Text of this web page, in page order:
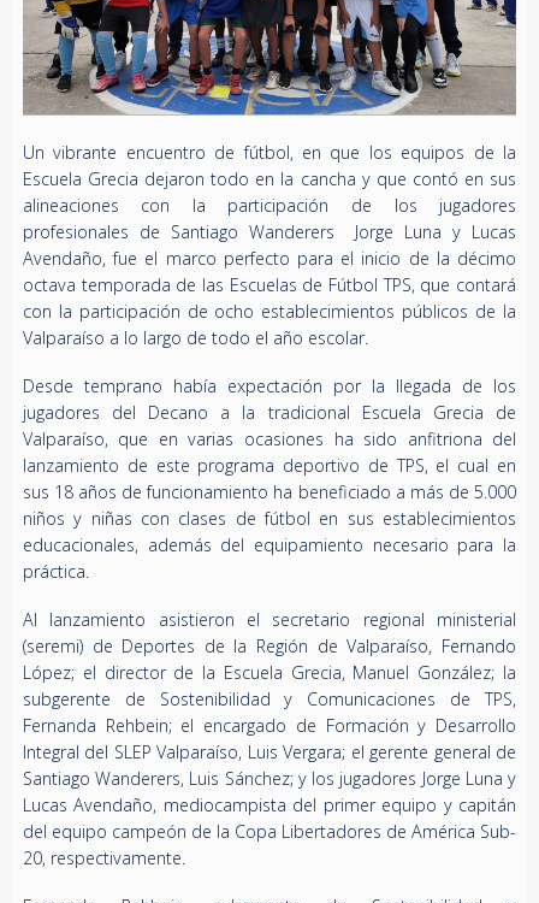
Un vibrante encuentro de fútbol, en que los equipos de la
Escuela Grecia dejaron todo en la cancha y que contó en sus
alineaciones con la participación de los jugadores
profesionales de Santiago Wanderers Jorge Luna y Lucas
Avendaño, fue el marco perfecto para el inicio de la décimo
octava temporada de las Escuelas de Fútbol TPS, que contará
con la participación de ocho establecimientos públicos de la
Valparaíso a lo largo de todo el año escolar.
Desde temprano había expectación por la llegada de los
jugadores del Decano a la tradicional Escuela Grecia de
Valparaíso, que en varias ocasiones ha sido anfitriona del
lanzamiento de este programa deportivo de TPS, el cual en
sus 18 años de funcionamiento ha beneficiado a más de 5.000
niños y niñas con clases de fútbol en sus establecimientos
educacionales, además del equipamiento necesario para la
práctica.
Al lanzamiento asistieron el secretario regional ministerial
(seremi) de Deportes de la Región de Valparaíso, Fernando
López; el director de la Escuela Grecia, Manuel González; la
subgerente de Sostenibilidad y Comunicaciones de TPS,
Fernanda Rehbein; el encargado de Formación y Desarrollo
Integral del SLEP Valparaíso, Luis Vergara; el gerente general de
Santiago Wanderers, Luis Sánchez; y los jugadores Jorge Luna y
Lucas Avendaño, mediocampista del primer equipo y capitán
del equipo campeón de la Copa Libertadores de América Sub-
20, respectivamente.